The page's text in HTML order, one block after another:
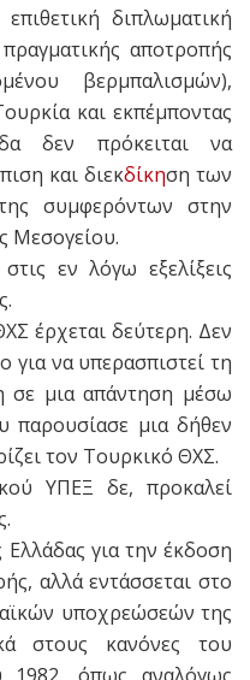
διπλωματική
αποτροπής
βερμπαλισμών),
και εκπέμποντας
δεν πρόκειται να
και διεκδίκηση των
συμφερόντων στην
Μεσογείου.
εν λόγω εξελίξεις
έρχεται δεύτερη. Δεν
για να υπερασπιστεί τη
σε μια απάντηση μέσω
παρουσίασε μια δήθεν
τον Τουρκικό ΘΧΣ.
ΥΠΕΞ δε, προκαλεί
Ελλάδας για την έκδοση
αλλά εντάσσεται στο
υποχρεώσεών της
στους κανόνες του